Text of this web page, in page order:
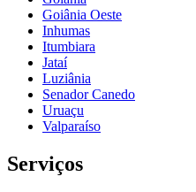
Goiânia Oeste
Inhumas
Itumbiara
Jataí
Luziânia
Senador Canedo
Uruaçu
Valparaíso
Serviços